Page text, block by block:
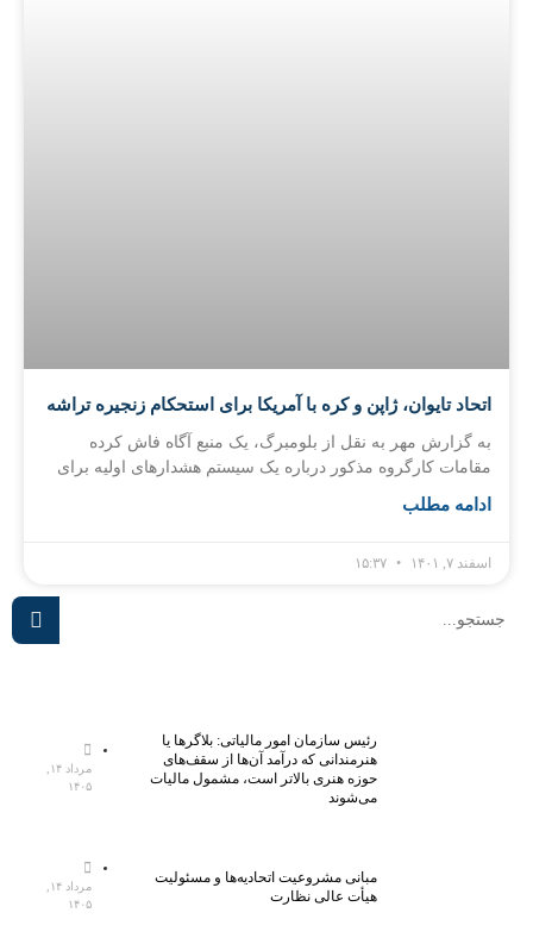
اتحاد تایوان، ژاپن و کره با آمریکا برای استحکام زنجیره تراشه
به گزارش مهر به نقل از بلومبرگ، یک منبع آگاه فاش کرده
مقامات کارگروه مذکور درباره یک سیستم هشدارهای اولیه برای
ادامه مطلب
اسفند ۷, ۱۴۰۱
رئیس سازمان امور مالیاتی: بلاگر‌ها یا
هنرمندانی که درآمد آن‌ها از سقف‌های
حوزه هنری بالاتر است، مشمول مالیات
می‌شوند
مرداد ۱۴,
۱۴۰۵
مبانی مشروعیت اتحادیه‌ها و مسئولیت
هیأت عالی نظارت
مرداد ۱۴,
۱۴۰۵